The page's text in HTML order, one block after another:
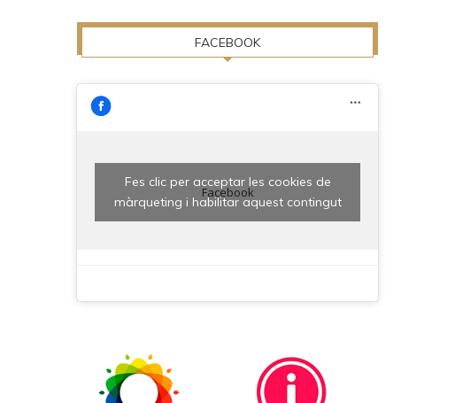
FACEBOOK
Facebook
Fes clic per acceptar les cookies de
màrqueting i habilitar aquest contingut